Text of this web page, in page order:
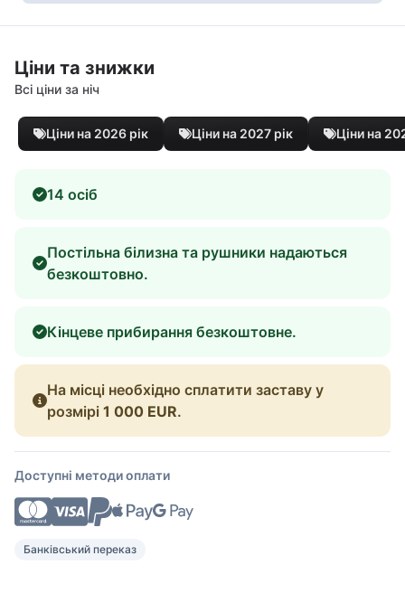
Ціни та знижки
Всі ціни за ніч
Ціни на 2026 рік Ціни на 2027 рік Ціни на
14 осіб
Постільна білизна та рушники надаються
безкоштовно.
Кінцеве прибирання безкоштовне.
На місці необхідно сплатити заставу у
розмірі 1 000 EUR.
Доступні методи оплати
Банківський переказ